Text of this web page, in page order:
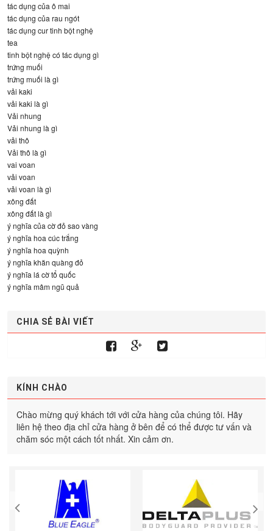
tác dụng của ô mai
tác dụng của rau ngót
tác dụng cur tinh bột nghệ
tea
tinh bột nghệ có tác dụng gì
trứng muối
trứng muối là gì
vải kaki
vải kaki là gì
Vải nhung
Vải nhung là gì
vải thô
Vải thô là gì
vai voan
vải voan
vải voan là gì
xông đất
xông đất là gì
ý nghĩa của cờ đỏ sao vàng
ý nghĩa hoa cúc trắng
ý nghĩa hoa quỳnh
ý nghĩa khăn quàng đỏ
ý nghĩa lá cờ tổ quốc
ý nghĩa mâm ngũ quả
CHIA SẺ BÀI VIẾT
KÍNH CHÀO
Chào mừng quý khách tới với cửa hàng của chúng tôi. Hãy
liên hệ theo địa chỉ cửa hàng ở bên để có thể được tư vấn và
chăm sóc một cách tốt nhất. Xin cảm ơn.